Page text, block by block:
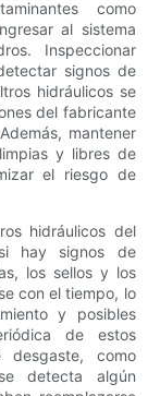
como
al sistema
Inspeccionar
signos de
hidráulicos se
del fabricante
mantener
y libres de
el riesgo de
hidráulicos del
hay signos de
los sellos y los
con el tiempo, lo
y posibles
de estos
desgaste, como
detecta algún